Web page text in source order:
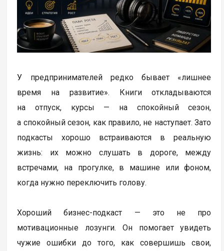
У предпринимателей редко бывает «лишнее
время на развитие». Книги откладываются
на отпуск, курсы — на спокойный сезон,
а спокойный сезон, как правило, не наступает. Зато
подкасты хорошо встраиваются в реальную
жизнь: их можно слушать в дороге, между
встречами, на прогулке, в машине или фоном,
когда нужно переключить голову.
Хороший бизнес-подкаст — это не про
мотивационные лозунги. Он помогает увидеть
чужие ошибки до того, как совершишь свои,